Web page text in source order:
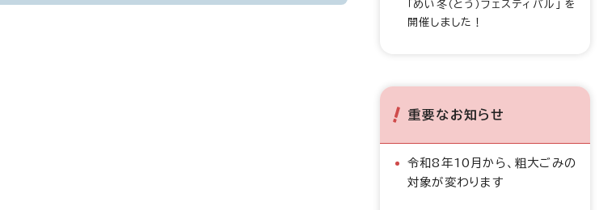
「めい冬（とう）フェスティバル」 を
開催しました！
重要なお知らせ
令和8年10月から、粗大ごみの
対象が変わります